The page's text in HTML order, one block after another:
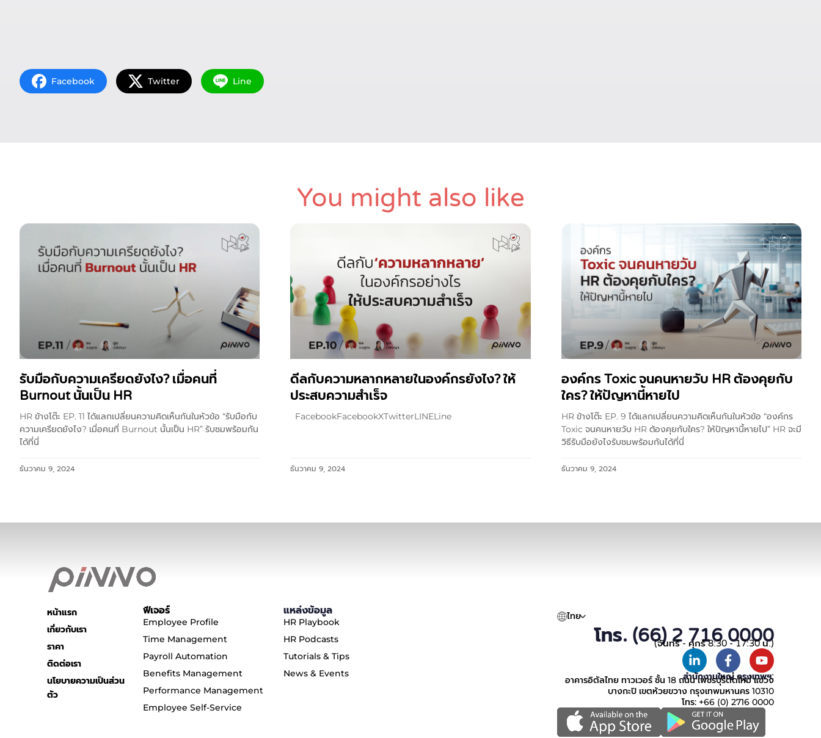
Facebook Twitter Line
You might also like
รับมือกับความเครียดยังไง? เมื่อคนที่
Burnout นั้นเป็น HR
HR ข้างโต๊ะ EP. 11 ได้แลกเปลี่ยนความคิดเห็นกันในหัวข้อ “รับมือกับ
ความเครียดยังไง? เมื่อคนที่ Burnout นั้นเป็น HR” รับชมพร้อมกัน
ได้ที่นี่
ธันวาคม 9, 2024
ดีลกับความหลากหลายในองค์กรยังไง? ให้
ประสบความสำเร็จ
FacebookFacebookXTwitterLINELine
ธันวาคม 9, 2024
องค์กร Toxic จนคนหายวับ HR ต้องคุยกับ
ใคร? ให้ปัญหานี้หายไป
HR ข้างโต๊ะ EP. 9 ได้แลกเปลี่ยนความคิดเห็นกันในหัวข้อ “องค์กร
Toxic จนคนหายวับ HR ต้องคุยกับใคร? ให้ปัญหานี้หายไป” HR จะมี
วิธีรับมือยังไงรับชมพร้อมกันได้ที่นี่
ธันวาคม 9, 2024
หน้าแรก
เกี่ยวกับเรา
ราคา
ติดต่อเรา
นโยบายความเป็นส่วน
ตัว
ฟีเจอร์
Employee Profile
Time Management
Payroll Automation
Benefits Management
Performance Management
Employee Self-Service
แหล่งข้อมูล
HR Playbook
HR Podcasts
Tutorials & Tips
News & Events
ไทย
โทร. (66) 2 716 0000
(จันทร์ - ศุกร์ 8:30 - 17:30 น.)
สำนักงานใหญ่ กรุงเทพฯ:
อาคารอิตัลไทย ทาวเวอร์ ชั้น 18 ถนน เพชรบุรีตัดใหม่ แขวง
บางกะปิ เขตห้วยขวาง กรุงเทพมหานคร 10310
โทร: +66 (0) 2716 0000